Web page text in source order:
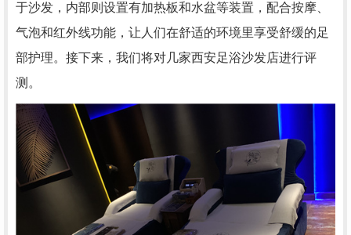
于沙发，内部则设置有加热板和水盆等装置，配合按摩、
气泡和红外线功能，让人们在舒适的环境里享受舒缓的足
部护理。接下来，我们将对几家西安足浴沙发店进行评
测。